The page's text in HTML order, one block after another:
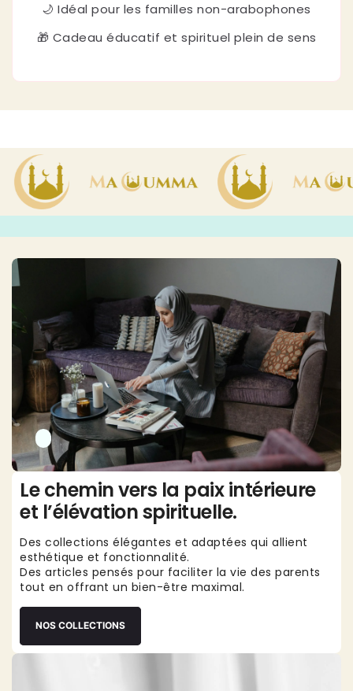
🌙 Idéal pour les familles non-arabophones
🎁 Cadeau éducatif et spirituel plein de sens
Le chemin vers la paix intérieure
et l’élévation spirituelle.
Des collections élégantes et adaptées qui allient
esthétique et fonctionnalité.
Des articles pensés pour faciliter la vie des parents
tout en offrant un bien-être maximal.
NOS COLLECTIONS